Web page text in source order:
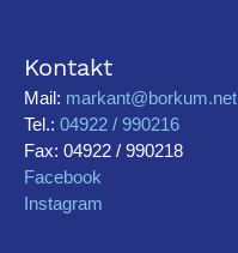
Kontakt
Mail: markant@borkum.net
Tel.: 04922 / 990216
Fax: 04922 / 990218
Facebook
Instagram